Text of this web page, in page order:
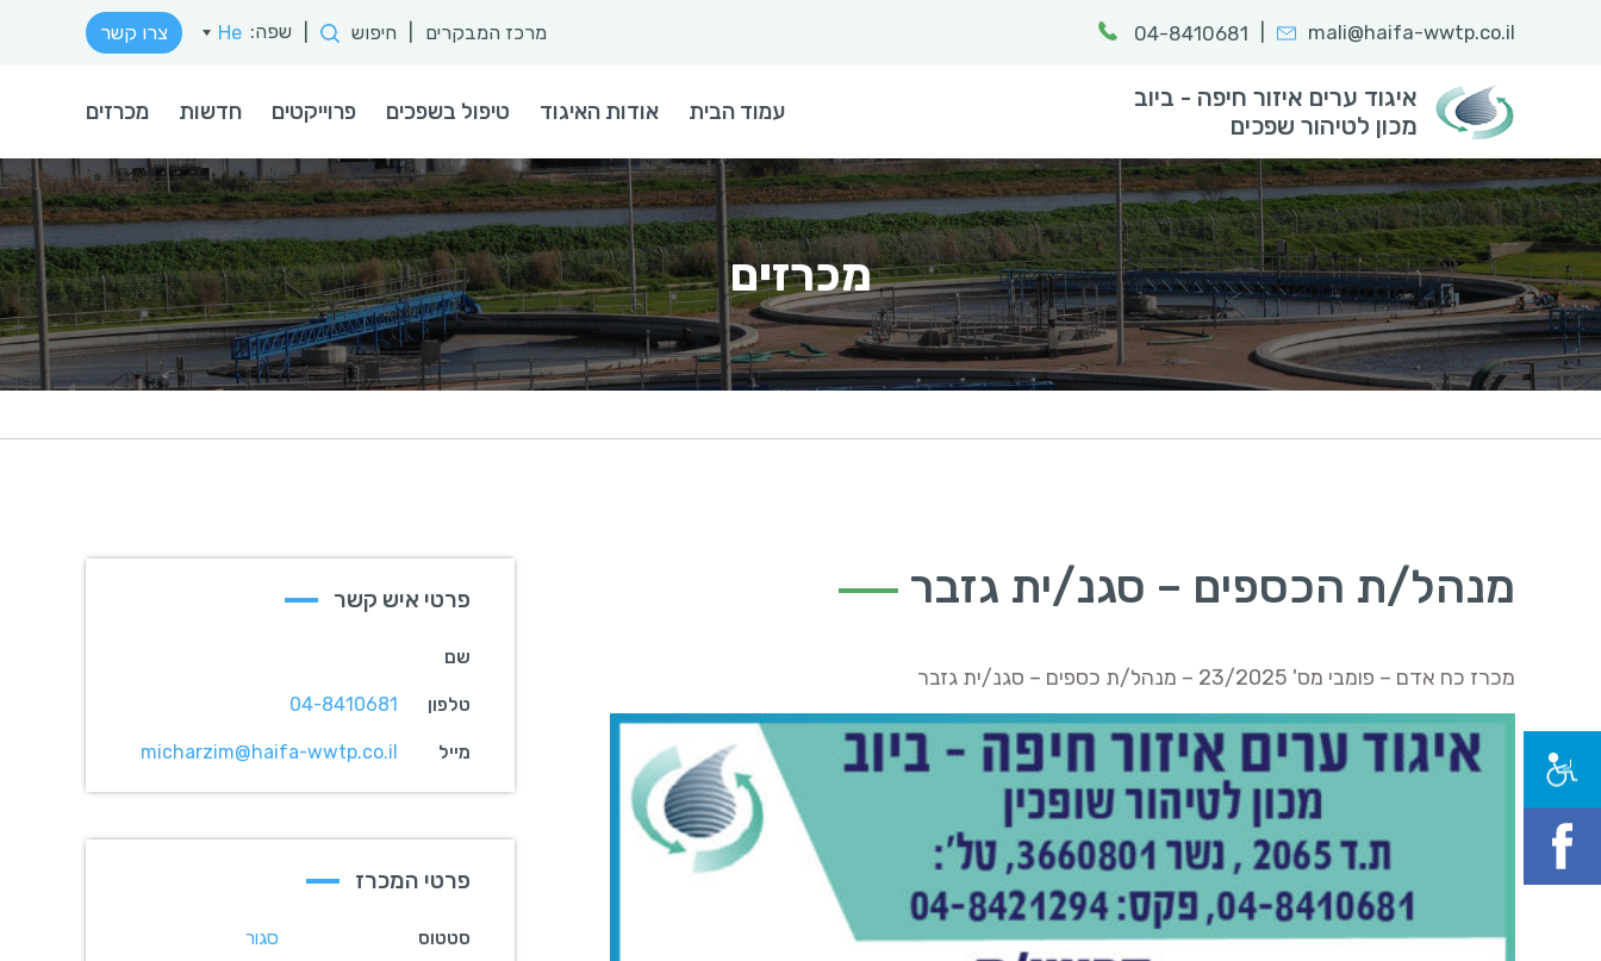
חפש: הקלד מילת חיפוש
mali@haifa-wwtp.co.il
04-8410681 מרכז המבקרים חיפוש שפה: He צרו קשר
איגוד ערים איזור חיפה - ביוב
מכון לטיהור שפכים
עמוד הבית אודות האיגוד טיפול בשפכים פרוייקטים חדשות מכרזים
מכרזים
מנהל/ת הכספים – סגנ/ית גזבר
מכרז כח אדם – פומבי מס' 23/2025 – מנהל/ת כספים – סגנ/ית גזבר
פרטי איש קשר
שם
טלפון
מייל
04-8410681
micharzim@haifa-wwtp.co.il
פרטי המכרז
סטטוס סגור